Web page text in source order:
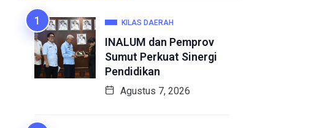
KILAS DAERAH
INALUM dan Pemprov
Sumut Perkuat Sinergi
Pendidikan
Agustus 7, 2026